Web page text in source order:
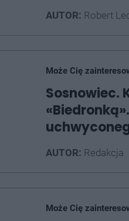
AUTOR: Robert
Może Cię
Sosnowiec.
AUTOR: Redakcja
Może Cię